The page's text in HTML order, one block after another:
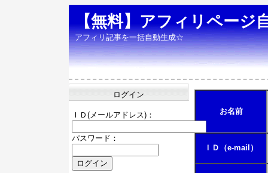
【無料】アフィリページ
アフィリ記事を一括自動生成☆
お名前
ＩＤ（e-mail）
ログイン
ＩＤ(メールアドレス)：
パスワード：